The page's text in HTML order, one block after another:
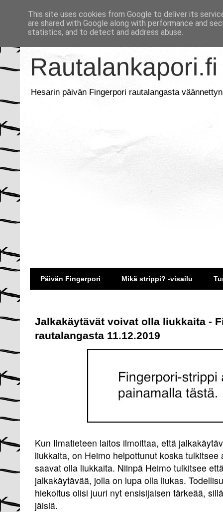
Rautalankapori.fi
Hesarin päivän Fingerpori rautalangasta
Päivän Fingerpori Mikä strippi? -visailu
Jalkakäytävät voivat olla liukkaita -
rautalangasta 11.12.2019
Kun Ilmatieteen laitos ilmoittaa, että
liukkaita, on Heimo helpottunut koska
saavat olla liukkaita. Niinpä Heimo tulkitsee
jalkakäytävää, jolla on lupa olla liukas.
hiekoitus olisi juuri nyt ensisijaisen tärkeää,
jäisiä.
This site uses cookies from Google to deliver its
are shared with Google along with performance and
statistics, and to detect and address abuse.